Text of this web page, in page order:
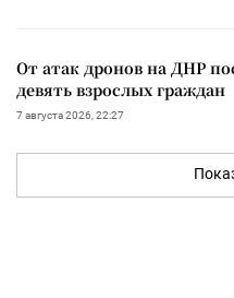
От атак дронов на ДНР
девять взрослых граждан
7 августа 2026, 22:27